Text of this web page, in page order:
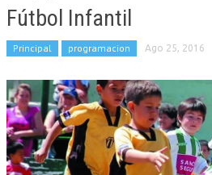
Fútbol Infantil
Principal programacion Ago 25, 2016